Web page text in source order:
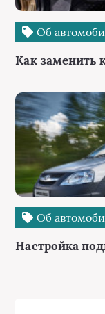
Об
Как заменить
Об
Настройка